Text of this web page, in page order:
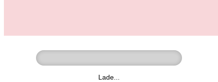
Lade...